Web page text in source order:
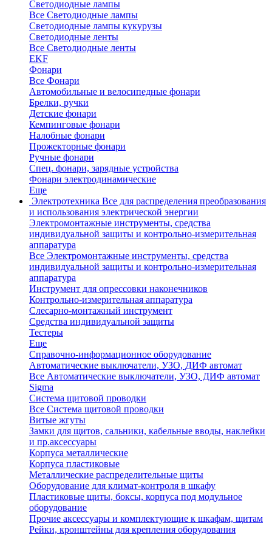
Светодиодные лампы
Все Светодиодные лампы
Светодиодные лампы кукурузы
Светодиодные ленты
Все Светодиодные ленты
EKF
Фонари
Все Фонари
Автомобильные и велосипедные фонари
Брелки, ручки
Детские фонари
Кемпинговые фонари
Налобные фонари
Прожекторные фонари
Ручные фонари
Спец. фонари, зарядные устройства
Фонари электродинамические
Еще
Электротехника Все для распределения преобразования
и использования электрической энергии
Электромонтажные инструменты, средства
индивидуальной защиты и контрольно-измерительная
аппаратура
Все Электромонтажные инструменты, средства
индивидуальной защиты и контрольно-измерительная
аппаратура
Инструмент для опрессовки наконечников
Контрольно-измерительная аппаратура
Слесарно-монтажный инструмент
Средства индивидуальной защиты
Тестеры
Еще
Справочно-информационное оборудование
Автоматические выключатели, УЗО, ДИФ автомат
Все Автоматические выключатели, УЗО, ДИФ автомат
Sigma
Система щитовой проводки
Все Система щитовой проводки
Витые жгуты
Замки для щитов, сальники, кабельные вводы, наклейки
и пр.аксессуары
Корпуса металлические
Корпуса пластиковые
Металлические распределительные щиты
Оборудование для климат-контроля в шкафу
Пластиковые щиты, боксы, корпуса под модульное
оборудование
Прочие аксессуары и комплектующие к шкафам, щитам
Рейки, кронштейны для крепления оборудования